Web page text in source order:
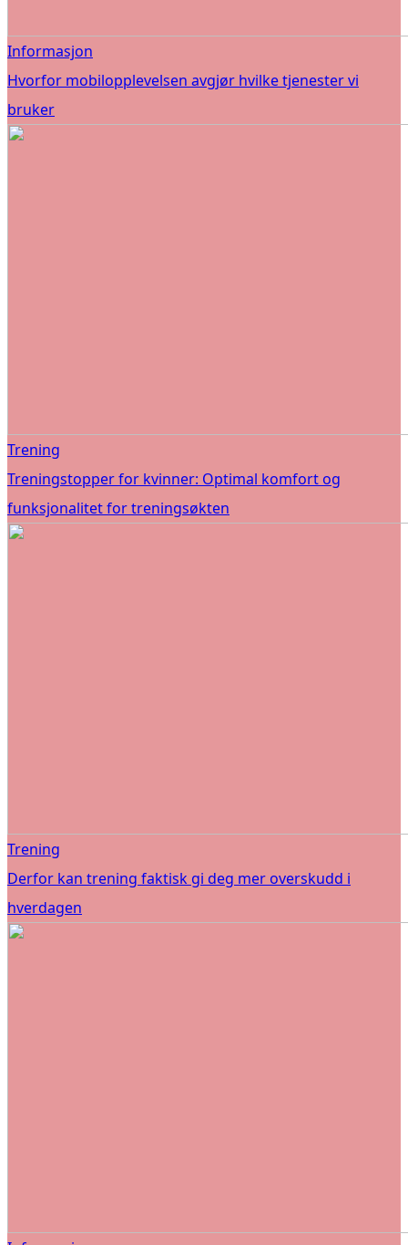
Informasjon
Hvorfor mobilopplevelsen avgjør hvilke tjenester vi
bruker
Trening
Treningstopper for kvinner: Optimal komfort og
funksjonalitet for treningsøkten
Trening
Derfor kan trening faktisk gi deg mer overskudd i
hverdagen